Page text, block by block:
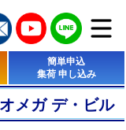
簡単申込
集荷 申し込み
メガ デ・ビル